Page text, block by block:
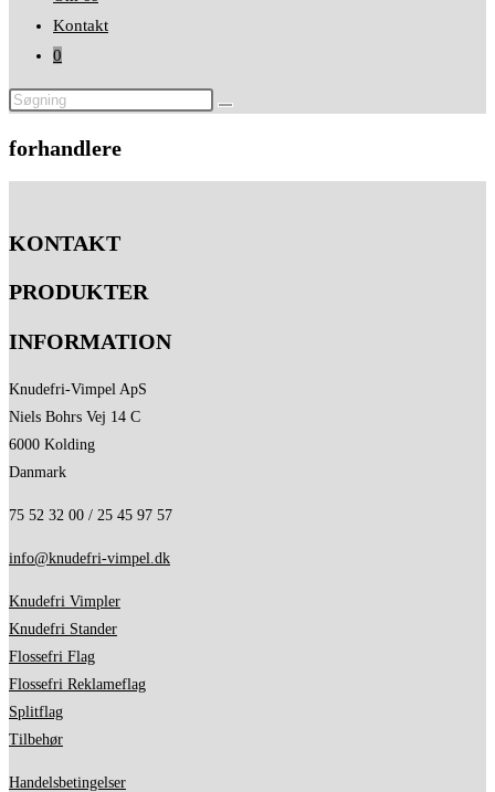
Kontakt
0
forhandlere
KONTAKT
PRODUKTER
INFORMATION
Knudefri-Vimpel ApS
Niels Bohrs Vej 14 C
6000 Kolding
Danmark
75 52 32 00 / 25 45 97 57
info@knudefri-vimpel.dk
Knudefri Vimpler
Knudefri Stander
Flossefri Flag
Flossefri Reklameflag
Splitflag
Tilbehør
Handelsbetingelser